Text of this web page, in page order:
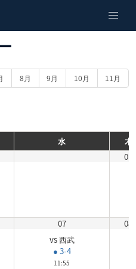
8月 9月 10月 11月
水
木
01
07
vs 西武
● 3-4
11:55
08